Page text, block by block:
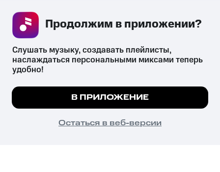
СКАЧАТЬ ПРИЛОЖЕНИЕ
психотропных веществ, их аналогов причиняет вред здоровью,
их незаконный оборот запрещён и влечёт установленную
законодательством ответственность.
© 2026 ООО «КИОН».
Все права защищены
Мы используем куки, чтобы на сайте все
Подробнее
ПОНЯТНО
Слушать музыку, создавать плейлисты,
наслаждаться персональными миксами теперь
удобно!
В ПРИЛОЖЕНИЕ
Остаться в веб-версии